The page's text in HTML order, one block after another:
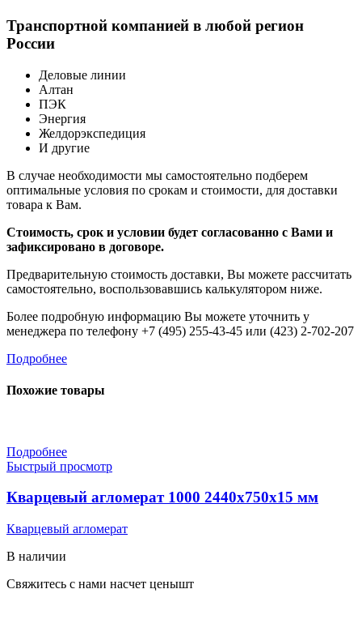
Транспортной компанией в любой регион
России
Деловые линии
Алтан
ПЭК
Энергия
Желдорэкспедиция
И другие
В случае необходимости мы самостоятельно подберем
оптимальные условия по срокам и стоимости, для доставки
товара к Вам.
Стоимость, срок и условии будет согласованно с Вами и
зафиксировано в договоре.
Предварительную стоимость доставки, Вы можете рассчитать
самостоятельно, воспользовавшись калькулятором ниже.
Более подробную информацию Вы можете уточнить у
менеджера по телефону +7 (495) 255-43-45 или (423) 2-702-207
Подробнее
Похожие товары
Подробнее
Быстрый просмотр
Кварцевый агломерат 1000 2440х750х15 мм
Кварцевый агломерат
В наличии
Свяжитесь с нами насчет ценышт